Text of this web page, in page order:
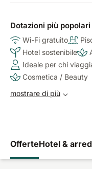
Dotazioni più popolari
Wi-Fi gratuito
Hotel sostenibile
Ideale per chi
Cosmetica / Beauty
mostrare di più
OfferteHotel &